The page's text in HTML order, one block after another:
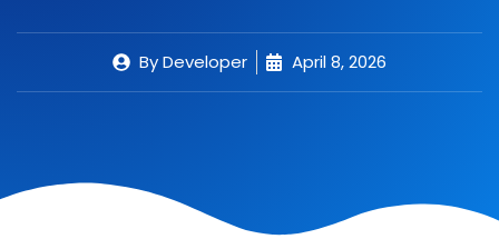
ByDeveloper April 8, 2026